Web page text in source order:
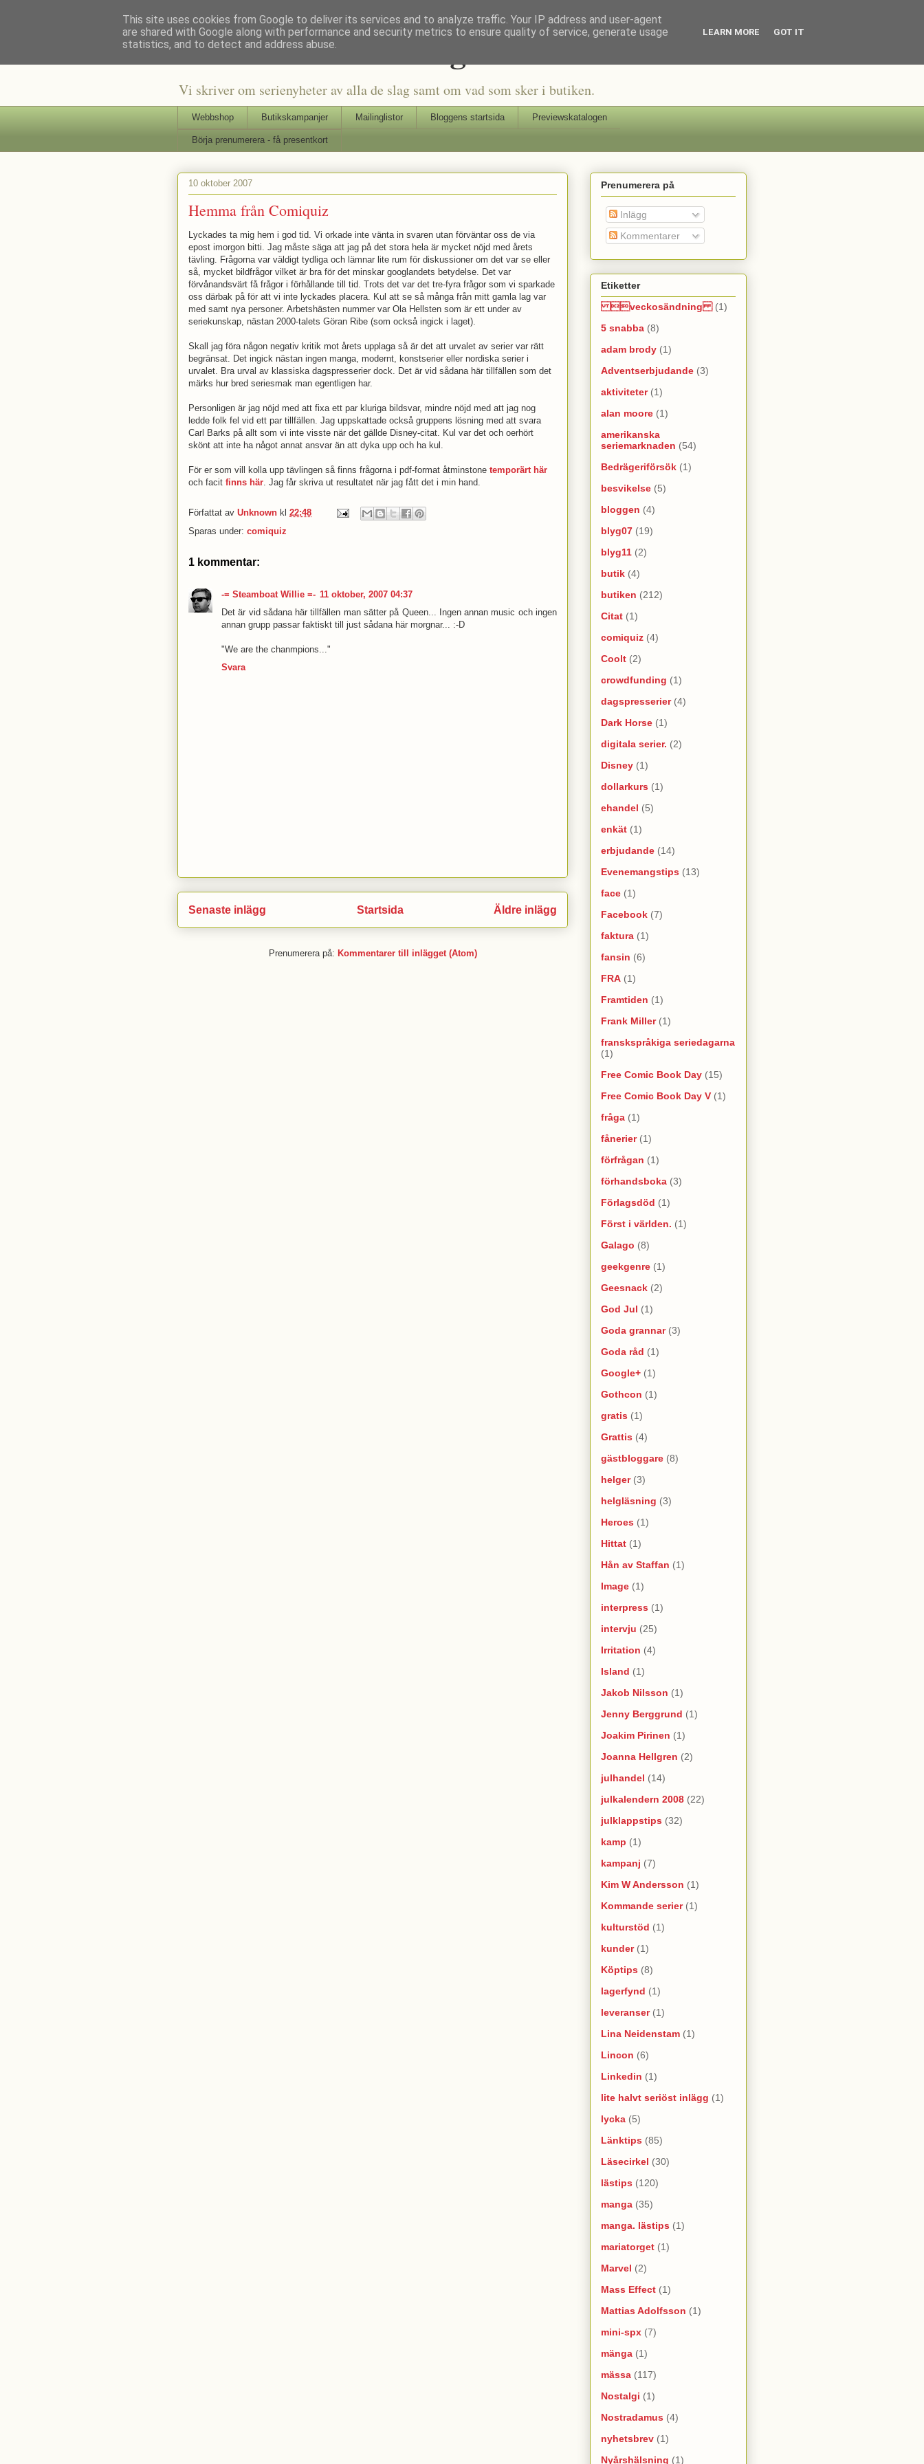
Staffars Seriers Blog
Vi skriver om serienyheter av alla de slag samt om vad som sker i butiken.
Webbshop Butikskampanjer Mailinglistor Bloggens startsida Previewskatalogen
Börja prenumerera - få presentkort
10 oktober 2007
Hemma från Comiquiz
Lyckades ta mig hem i god tid. Vi orkade inte vänta in svaren utan förväntar oss de via
epost imorgon bitti. Jag måste säga att jag på det stora hela är mycket nöjd med årets
tävling. Frågorna var väldigt tydliga och lämnar lite rum för diskussioner om det var se eller
så, mycket bildfrågor vilket är bra för det minskar googlandets betydelse. Det var
förvånandsvärt få frågor i förhållande till tid. Trots det var det tre-fyra frågor som vi sparkade
oss därbak på för att vi inte lyckades placera. Kul att se så många från mitt gamla lag var
med samt nya personer. Arbetshästen nummer var Ola Hellsten som är ett under av
seriekunskap, nästan 2000-talets Göran Ribe (som också ingick i laget).
Skall jag föra någon negativ kritik mot årets upplaga så är det att urvalet av serier var rätt
begränsat. Det ingick nästan ingen manga, modernt, konstserier eller nordiska serier i
urvalet. Bra urval av klassiska dagspresserier dock. Det är vid sådana här tillfällen som det
märks hur bred seriesmak man egentligen har.
Personligen är jag nöjd med att fixa ett par kluriga bildsvar, mindre nöjd med att jag nog
ledde folk fel vid ett par tillfällen. Jag uppskattade också gruppens lösning med att svara
Carl Barks på allt som vi inte visste när det gällde Disney-citat. Kul var det och oerhört
skönt att inte ha något annat ansvar än att dyka upp och ha kul.
För er som vill kolla upp tävlingen så finns frågorna i pdf-format åtminstone temporärt här
och facit finns här. Jag får skriva ut resultatet när jag fått det i min hand.
Författat av Unknown kl 22:48
Sparas under: comiquiz
1 kommentar:
-= Steamboat Willie =- 11 oktober, 2007 04:37
Det är vid sådana här tillfällen man sätter på Queen... Ingen annan music och ingen
annan grupp passar faktiskt till just sådana här morgnar... :-D
"We are the chanmpions..."
Svara
Senaste inlägg Äldre inlägg
Startsida
Prenumerera på: Kommentarer till inlägget (Atom)
Prenumerera på
Inlägg
Kommentarer
Etiketter
veckosändning (1)
5 snabba (8)
adam brody (1)
Adventserbjudande (3)
aktiviteter (1)
alan moore (1)
amerikanska
seriemarknaden (54)
Bedrägeriförsök (1)
besvikelse (5)
bloggen (4)
blyg07 (19)
blyg11 (2)
butik (4)
butiken (212)
Citat (1)
comiquiz (4)
Coolt (2)
crowdfunding (1)
dagspresserier (4)
Dark Horse (1)
digitala serier. (2)
Disney (1)
dollarkurs (1)
ehandel (5)
enkät (1)
erbjudande (14)
Evenemangstips (13)
face (1)
Facebook (7)
faktura (1)
fansin (6)
FRA (1)
Framtiden (1)
Frank Miller (1)
franskspråkiga seriedagarna
(1)
Free Comic Book Day (15)
Free Comic Book Day V (1)
fråga (1)
fånerier (1)
förfrågan (1)
förhandsboka (3)
Förlagsdöd (1)
Först i världen. (1)
Galago (8)
geekgenre (1)
Geesnack (2)
God Jul (1)
Goda grannar (3)
Goda råd (1)
Google+ (1)
Gothcon (1)
gratis (1)
Grattis (4)
gästbloggare (8)
helger (3)
helgläsning (3)
Heroes (1)
Hittat (1)
Hån av Staffan (1)
Image (1)
interpress (1)
intervju (25)
Irritation (4)
Island (1)
Jakob Nilsson (1)
Jenny Berggrund (1)
Joakim Pirinen (1)
Joanna Hellgren (2)
julhandel (14)
julkalendern 2008 (22)
julklappstips (32)
kamp (1)
kampanj (7)
Kim W Andersson (1)
Kommande serier (1)
kulturstöd (1)
kunder (1)
Köptips (8)
lagerfynd (1)
leveranser (1)
Lina Neidenstam (1)
Lincon (6)
Linkedin (1)
lite halvt seriöst inlägg (1)
lycka (5)
Länktips (85)
Läsecirkel (30)
lästips (120)
manga (35)
manga. lästips (1)
mariatorget (1)
Marvel (2)
Mass Effect (1)
Mattias Adolfsson (1)
mini-spx (7)
mänga (1)
mässa (117)
Nostalgi (1)
Nostradamus (4)
nyhetsbrev (1)
Nyårshälsning (1)
This site uses cookies from Google to deliver its services and to analyze traffic. Your IP address and user-agent
are shared with Google along with performance and security metrics to ensure quality of service, generate usage
statistics, and to detect and address abuse.
LEARN MORE GOT IT